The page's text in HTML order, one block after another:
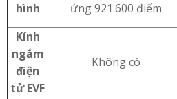
hình
ứng 921.600 điểm
Kính
ngắm
điện
tử EVF
Không có